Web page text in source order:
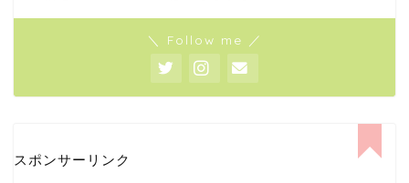
＼ Follow me ／
スポンサーリンク